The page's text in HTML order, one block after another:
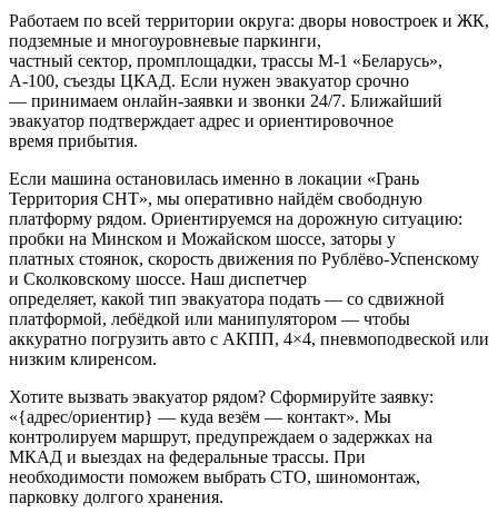
Работаем по всей территории округа: дворы новостроек и ЖК,
подземные и многоуровневые паркинги,
частный сектор, промплощадки, трассы М‑1 «Беларусь»,
А‑100, съезды ЦКАД. Если нужен эвакуатор срочно
— принимаем онлайн-заявки и звонки 24/7. Ближайший
эвакуатор подтверждает адрес и ориентировочное
время прибытия.
Если машина остановилась именно в локации «Грань
Территория СНТ», мы оперативно найдём свободную
платформу рядом. Ориентируемся на дорожную ситуацию:
пробки на Минском и Можайском шоссе, заторы у
платных стоянок, скорость движения по Рублёво-Успенскому
и Сколковскому шоссе. Наш диспетчер
определяет, какой тип эвакуатора подать — со сдвижной
платформой, лебёдкой или манипулятором — чтобы
аккуратно погрузить авто с АКПП, 4×4, пневмоподвеской или
низким клиренсом.
Хотите вызвать эвакуатор рядом? Сформируйте заявку:
«{адрес/ориентир} — куда везём — контакт». Мы
контролируем маршрут, предупреждаем о задержках на
МКАД и выездах на федеральные трассы. При
необходимости поможем выбрать СТО, шиномонтаж,
парковку долгого хранения.